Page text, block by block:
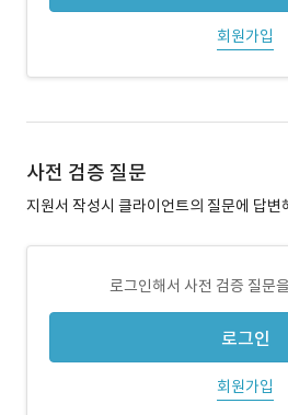
회원가입
사전 검증 질문
지원서 작성시 클라이언트의 질문에 답변
로그인해서 사전 검증 질문
로그인
회원가입